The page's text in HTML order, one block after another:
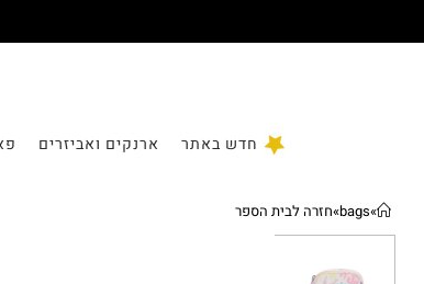
חדש באתר ארנקים ואביזרים
»
bags
»חזרה לבית הספר